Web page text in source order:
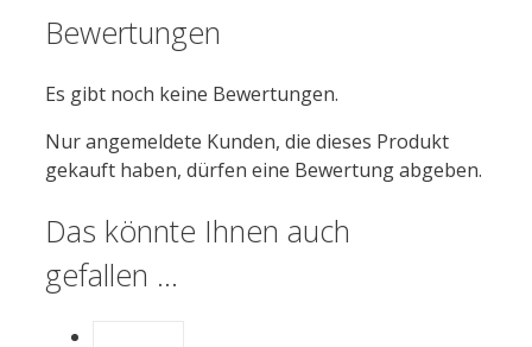
Bewertungen
Es gibt noch keine Bewertungen.
Nur angemeldete Kunden, die dieses Produkt
gekauft haben, dürfen eine Bewertung abgeben.
Das könnte Ihnen auch
gefallen …